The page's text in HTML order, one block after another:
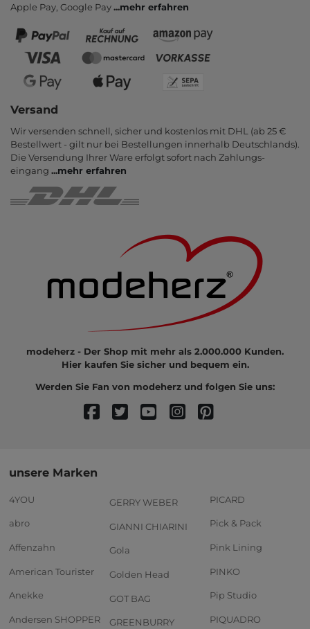
Apple Pay, Google Pay...mehr erfahren
Versand
Wir versenden schnell, sicher und kostenlos mit DHL (ab 25 €
Bestell­wert - gilt nur bei Bestel­lungen inner­halb Deutsch­lands).
Die Ver­sendung Ihrer Ware er­folgt sofort nach Zahlungs­
eingang ...mehr erfahren
modeherz - Der Shop mit mehr als 2.000.000 Kunden.
Hier kaufen Sie sicher und bequem ein.
Werden Sie Fan von modeherz und folgen Sie uns:
unsere Marken
4YOU
abro
Affenzahn
American Tourister
Anekke
Andersen SHOPPER
GERRY WEBER
GIANNI CHIARINI
Gola
Golden Head
GOT BAG
GREENBURRY
PICARD
Pick & Pack
Pink Lining
PINKO
Pip Studio
PIQUADRO